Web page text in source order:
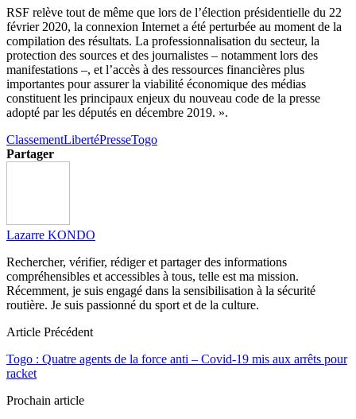
RSF relève tout de même que lors de l’élection présidentielle du 22
février 2020, la connexion Internet a été perturbée au moment de la
compilation des résultats. La professionnalisation du secteur, la
protection des sources et des journalistes – notamment lors des
manifestations –, et l’accès à des ressources financières plus
importantes pour assurer la viabilité économique des médias
constituent les principaux enjeux du nouveau code de la presse
adopté par les députés en décembre 2019. ».
ClassementLibertéPresseTogo
Partager
Lazarre KONDO
Rechercher, vérifier, rédiger et partager des informations
compréhensibles et accessibles à tous, telle est ma mission.
Récemment, je suis engagé dans la sensibilisation à la sécurité
routière. Je suis passionné du sport et de la culture.
Article Précédent
Togo : Quatre agents de la force anti – Covid-19 mis aux arrêts pour
racket
Prochain article